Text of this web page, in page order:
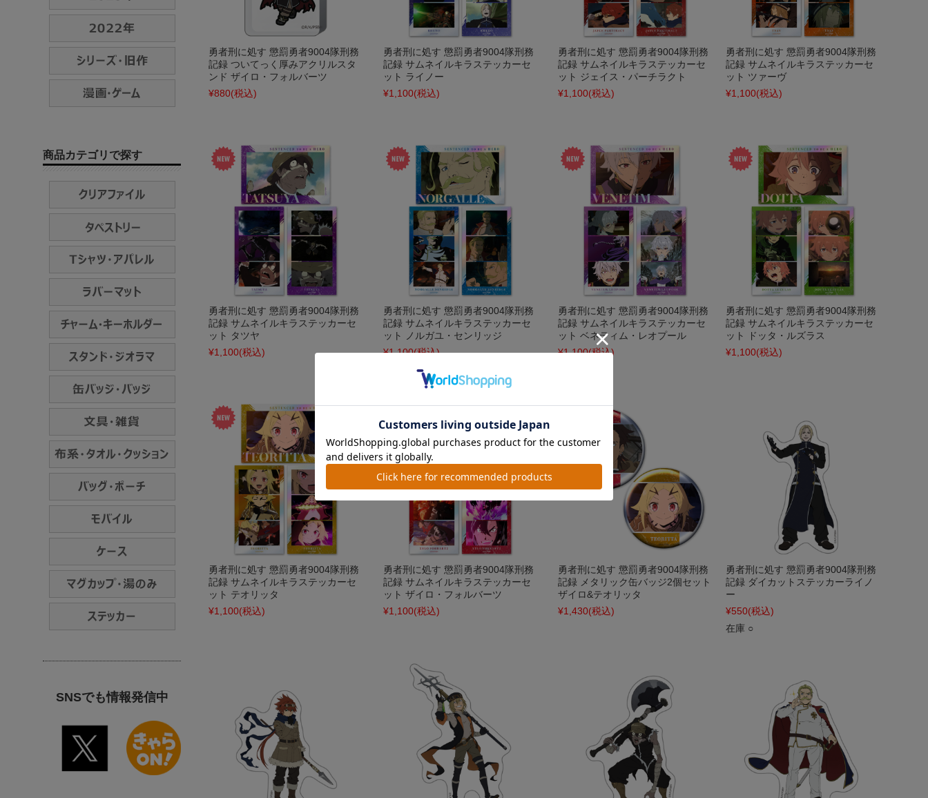
勇者刑に処す 懲罰勇者9004隊刑務
記録 ついてっく厚みアクリルスタ
ンド ザイロ・フォルバーツ
¥880(税込)
勇者刑に処す 懲罰勇者9004隊刑務
記録 サムネイルキラステッカーセ
ット ライノー
¥1,100(税込)
勇者刑に処す 懲罰勇者9004隊刑務
記録 サムネイルキラステッカーセ
ット ジェイス・パーチラクト
¥1,100(税込)
勇者刑に処す 懲罰勇者9004隊刑務
記録 サムネイルキラステッカーセ
ット ツァーヴ
¥1,100(税込)
勇者刑に処す 懲罰勇者9004隊刑務
記録 サムネイルキラステッカーセ
ット タツヤ
¥1,100(税込)
勇者刑に処す 懲罰勇者9004隊刑務
記録 サムネイルキラステッカーセ
ット ノルガユ・センリッジ
¥1,100(税込)
勇者刑に処す 懲罰勇者9004隊刑務
記録 サムネイルキラステッカーセ
ット ベネティム・レオプール
¥1,100(税込)
勇者刑に処す 懲罰勇者9004隊刑務
記録 サムネイルキラステッカーセ
ット ドッタ・ルズラス
¥1,100(税込)
勇者刑に処す 懲罰勇者9004隊刑務
記録 サムネイルキラステッカーセ
ット テオリッタ
¥1,100(税込)
勇者刑に処す 懲罰勇者9004隊刑務
記録 サムネイルキラステッカーセ
ット ザイロ・フォルバーツ
¥1,100(税込)
勇者刑に処す 懲罰勇者9004隊刑務
記録 メタリック缶バッジ2個セット
ザイロ&テオリッタ
¥1,430(税込)
勇者刑に処す 懲罰勇者9004隊刑務
記録 ダイカットステッカーライノ
ー
¥550(税込)
在庫 ○
商品カテゴリで探す
SNSでも情報発信中